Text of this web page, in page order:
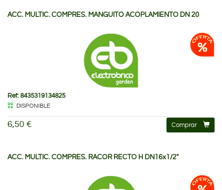
ACC. MULTIC. COMPRES. MANGUITO ACOPLAMIENTO DN 20
Ref: 8435319134825
DISPONIBLE
6,50 € Comprar
ACC. MULTIC. COMPRES. RACOR RECTO H DN16x1/2"